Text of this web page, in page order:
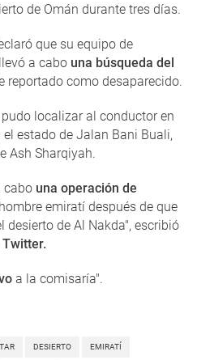
de Omán durante tres días.
que su equipo de
llevó a cabo una búsqueda del
reportado como desaparecido.
pudo localizar al conductor en
el estado de Jalan Bani Buali,
Ash Sharqiyah.
cabo una operación de
emiratí después de que
desierto de Al Nakda", escribió
Twitter.
a la comisaría".
DESIERTO EMIRATÍ